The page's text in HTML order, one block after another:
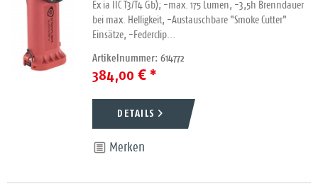
Ex ia IIC T3/T4 Gb); -max. 175 Lumen, -3,5h Brenndauer
bei max. Helligkeit, -Austauschbare "Smoke Cutter"
Einsätze, -Federclip...
Artikelnummer: 614772
384,00 € *
DETAILS
Merken